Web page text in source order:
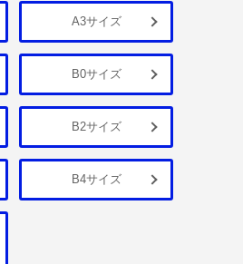
A3サイズ
B0サイズ
B2サイズ
B4サイズ